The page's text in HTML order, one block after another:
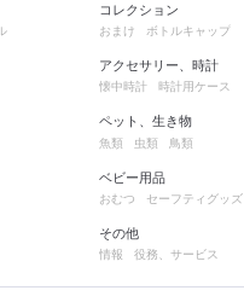
コレクション
おまけ ボトルキャップ
アクセサリー、時計
懐中時計 時計用ケース
ペット、生き物
魚類 虫類 鳥類
ベビー用品
おむつ セーフティグッズ
その他
情報 役務、サービス